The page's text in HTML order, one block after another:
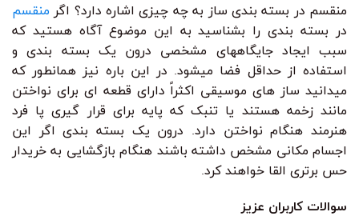
منقسم در بسته بندی ساز به چه چیزی اشاره دارد؟ اگر منقسم
در بسته بندی را بشناسید به این موضوع آگاه هستید که
سبب ایجاد جایگاههای مشخصی درون یک بسته بندی و
استفاده از حداقل فضا میشود. در این باره نیز همانطور که
میدانید ساز های موسیقی اکثراً دارای قطعه ای برای نواختن
مانند زخمه هستند یا تنبک که پایه برای قرار گیری پا فرد
هنرمند هنگام نواختن دارد. درون یک بسته بندی اگر این
اجسام مکانی مشخص داشته باشند هنگام بازگشایی به خریدار
حس برتری القا خواهند کرد.
سوالات کاربران عزیز